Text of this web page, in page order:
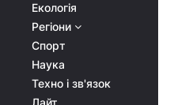
Екологія
Регіони
Спорт
Наука
Техно і зв'язок
Лайт